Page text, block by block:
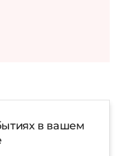
в вашем